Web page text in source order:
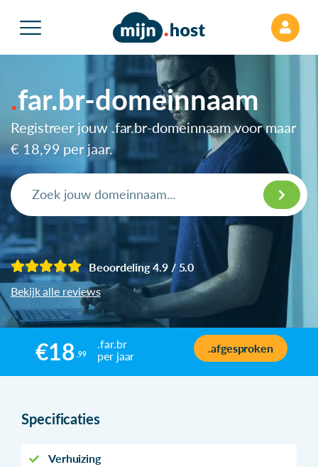
far.br-domeinnaam
Registreer jouw .far.br-domeinnaam voor maar
€ 18,99 per jaar.
Beoordeling 4.9 / 5.0
Bekijk alle reviews
€18 ,99
.far.br
per jaar
.afgesproken
Specificaties
Verhuizing